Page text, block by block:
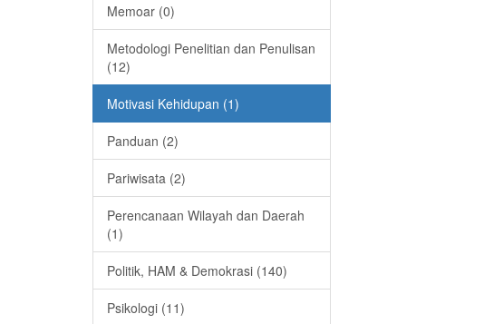
Memoar (0)
Metodologi Penelitian dan Penulisan
(12)
Motivasi Kehidupan (1)
Panduan (2)
Pariwisata (2)
Perencanaan Wilayah dan Daerah
(1)
Politik, HAM & Demokrasi (140)
Psikologi (11)